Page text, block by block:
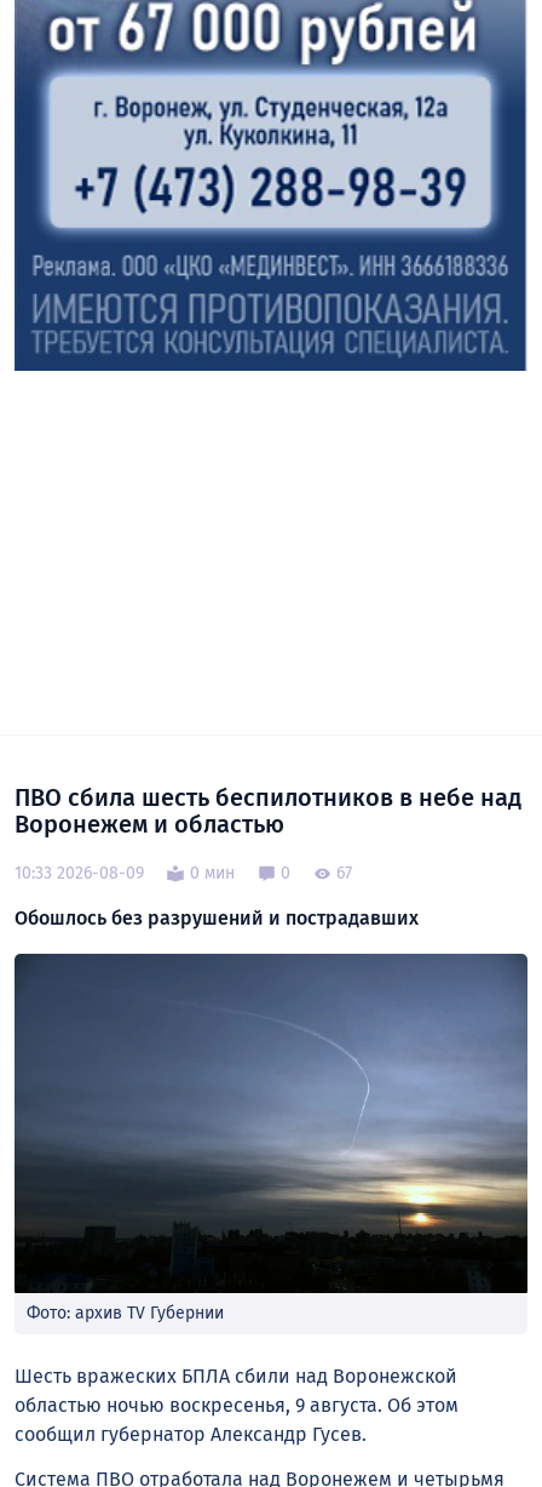
ПВО сбила шесть беспилотников в небе над
Воронежем и областью
10:33 2026-08-09 0 мин 0 67
Обошлось без разрушений и пострадавших
Фото: архив TV Губернии
Шесть вражеских БПЛА сбили над Воронежской
областью ночью воскресенья, 9 августа. Об этом
сообщил губернатор Александр Гусев.
Система ПВО отработала над Воронежем и четырьмя